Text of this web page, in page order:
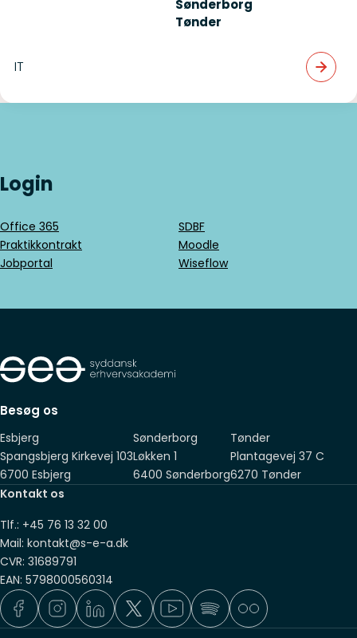
Sønderborg
Tønder
IT
Login
Office 365
SDBF
Praktikkontrakt
Moodle
Jobportal
Wiseflow
Besøg os
Esbjerg
Spangsbjerg Kirkevej 103
6700 Esbjerg
Sønderborg
Løkken 1
6400 Sønderborg
Tønder
Plantagevej 37 C
6270 Tønder
Kontakt os
Tlf.: +45 76 13 32 00
Mail: kontakt@s-e-a.dk
CVR: 31689791
EAN: 5798000560314